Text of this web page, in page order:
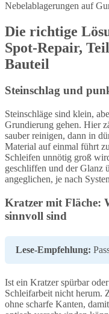
Nebelablagerungen auf
Die richtige
Spot-Repair,
Bauteil
Steinschlag und
Steinschläge sind klein,
Grundierung gehen. Hier
sauber reinigen, dann in
Material auf einmal führt
Schleifen unnötig groß
geschliffen und der Glanz
angeglichen, je nach
Kratzer mit Fläche:
sinnvoll sind
Lese-Empfehlung:
Ist ein Kratzer spürbar
Schleifarbeit nicht herum.
ohne scharfe Kanten,